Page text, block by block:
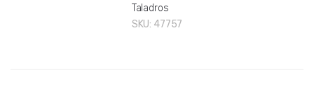
Taladros
SKU: 47757